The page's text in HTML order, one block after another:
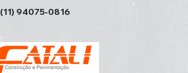
(11) 94075-0816